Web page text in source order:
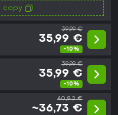
copy
39,99 €
35,99 €
-10%
39,99 €
35,99 €
-10%
40,82 €
~36,73 €